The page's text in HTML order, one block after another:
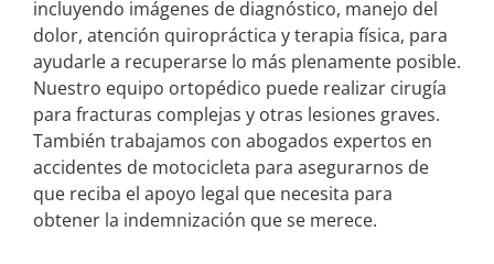
incluyendo imágenes de diagnóstico, manejo del
dolor, atención quiropráctica y terapia física, para
ayudarle a recuperarse lo más plenamente posible.
Nuestro equipo ortopédico puede realizar cirugía
para fracturas complejas y otras lesiones graves.
También trabajamos con abogados expertos en
accidentes de motocicleta para asegurarnos de
que reciba el apoyo legal que necesita para
obtener la indemnización que se merece.